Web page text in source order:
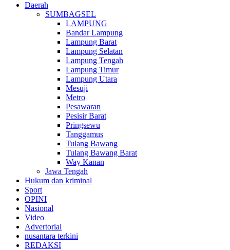
Daerah
SUMBAGSEL
LAMPUNG
Bandar Lampung
Lampung Barat
Lampung Selatan
Lampung Tengah
Lampung Timur
Lampung Utara
Mesuji
Metro
Pesawaran
Pesisir Barat
Pringsewu
Tanggamus
Tulang Bawang
Tulang Bawang Barat
Way Kanan
Jawa Tengah
Hukum dan kriminal
Sport
OPINI
Nasional
Video
Advertorial
nusantara terkini
REDAKSI